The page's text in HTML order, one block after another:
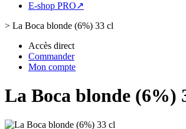
E-shop PRO↗
> La Boca blonde (6%) 33 cl
Accès direct
Commander
Mon compte
La Boca blonde (6%)